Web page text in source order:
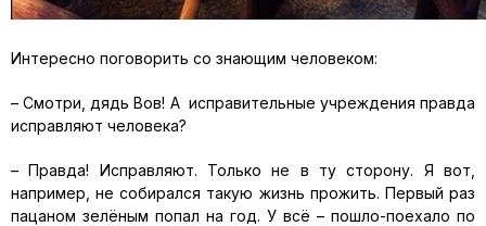
Интересно поговорить со знающим человеком:
– Смотри, дядь Вов! А исправительные учреждения правда
исправляют человека?
– Правда! Исправляют. Только не в ту сторону. Я вот,
например, не собирался такую жизнь прожить. Первый раз
пацаном зелёным попал на год. У всё – пошло-поехало по